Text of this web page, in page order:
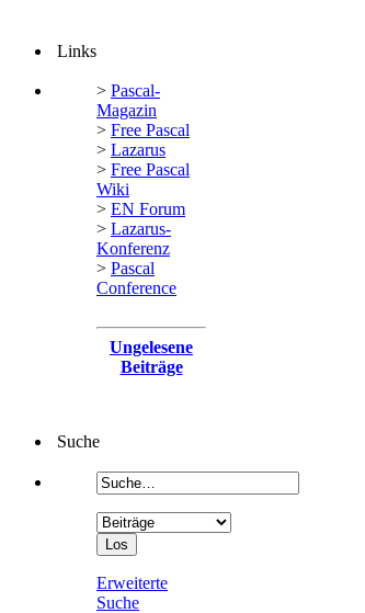
Links
> Pascal-
Magazin
> Free Pascal
> Lazarus
> Free Pascal
Wiki
> EN Forum
> Lazarus-
Konferenz
> Pascal
Conference
Ungelesene
Beiträge
Suche
Erweiterte
Suche